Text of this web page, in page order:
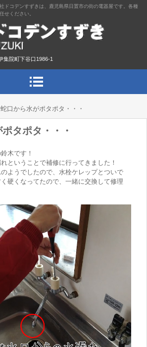
ドコデンすずきは、鹿児島県日置市の街の電器屋です。各種
せください。
集院町下谷口1986-1
蛇口から水がポタポタ・・・
タポタ・・・
木です！
ということで補修に行ってきました！
ようでしたので、水栓ケレップとついで
硬くなってたので、一緒に交換して修理